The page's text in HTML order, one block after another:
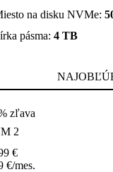
na disku NVMe:
pásma: 4 TB
zľava
2
€
€/mes.